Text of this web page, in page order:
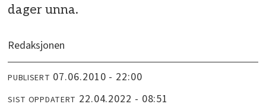
dager unna.
Redaksjonen
PUBLISERT 07.06.2010 - 22:00
SIST OPPDATERT 22.04.2022 - 08:51